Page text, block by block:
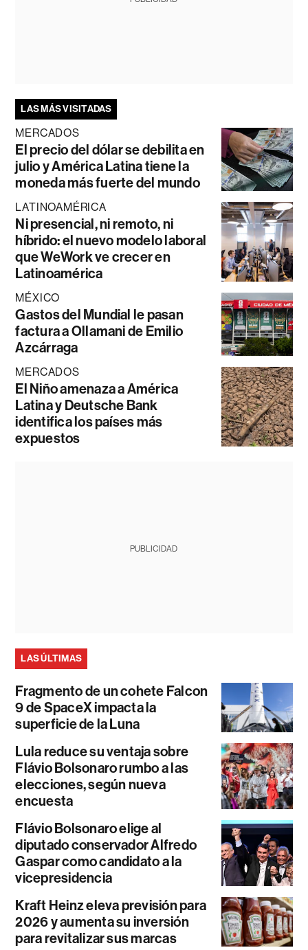
LAS MÁS VISITADAS
MERCADOS
El precio del dólar se debilita en
julio y América Latina tiene la
moneda más fuerte del mundo
LATINOAMÉRICA
Ni presencial, ni remoto, ni
híbrido: el nuevo modelo laboral
que WeWork ve crecer en
Latinoamérica
MÉXICO
Gastos del Mundial le pasan
factura a Ollamani de Emilio
Azcárraga
MERCADOS
El Niño amenaza a América
Latina y Deutsche Bank
identifica los países más
expuestos
PUBLICIDAD
LAS ÚLTIMAS
Fragmento de un cohete Falcon
9 de SpaceX impacta la
superficie de la Luna
Lula reduce su ventaja sobre
Flávio Bolsonaro rumbo a las
elecciones, según nueva
encuesta
Flávio Bolsonaro elige al
diputado conservador Alfredo
Gaspar como candidato a la
vicepresidencia
Kraft Heinz eleva previsión para
2026 y aumenta su inversión
para revitalizar sus marcas